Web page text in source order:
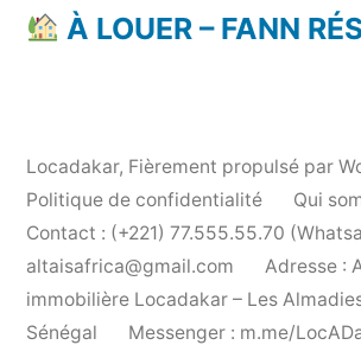
À LOUER – FANN
Locadakar, Fièrement propulsé par
Politique de confidentialité
Qui
Contact : (+221) 77.555.55.70
altaisafrica@gmail.com
Adresse :
immobilière Locadakar – Les
Sénégal
Messenger : m.me/